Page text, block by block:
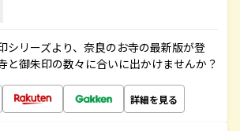
シリーズより、奈良のお寺の最新版が登
と御朱印の数々に合いに出かけませんか？
詳細を見る